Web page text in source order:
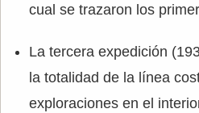
cual se trazaron los
La tercera expedición
la totalidad de la línea
exploraciones en el